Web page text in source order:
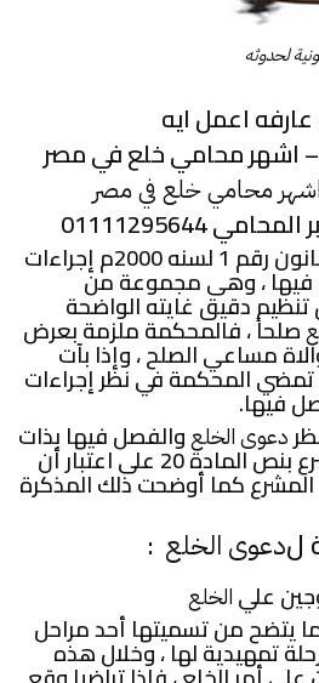
لحدوثه
اعمل ايه
اشهر محامي خلع في مصر
محامي خلع في مصر
01111295644
حددت المادة 20 من القانون رقم 1 لسنه 2000م إجراءات
فيها ، وهى مجموعة من
دقيق غايته الواضحة
صلحاً ، فالمحكمة ملزمة بعرض
مساعي الصلح ، وإذا بآت
المحكمة في نظر إجراءات
فيها.
دعوى الخلع والفصل فيها بذات
الترتيب الذي أورده المشرع بنص المادة 20 على اعتبار أن
كما أوضحت ذلك المذكرة
لدعوى الخلع :
علي الخلع
يتضح من تسميتها أحد مراحل
تمهيدية لها ، وخلال هذه